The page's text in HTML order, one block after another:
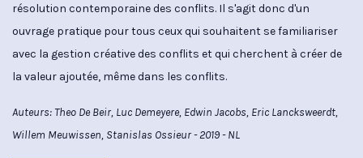
résolution contemporaine des conflits. Il s'agit donc d'un
ouvrage pratique pour tous ceux qui souhaitent se familiariser
avec la gestion créative des conflits et qui cherchent à créer de
la valeur ajoutée, même dans les conflits.
Auteurs: Theo De Beir, Luc Demeyere, Edwin Jacobs, Eric Lancksweerdt,
Willem Meuwissen, Stanislas Ossieur - 2019 - NL